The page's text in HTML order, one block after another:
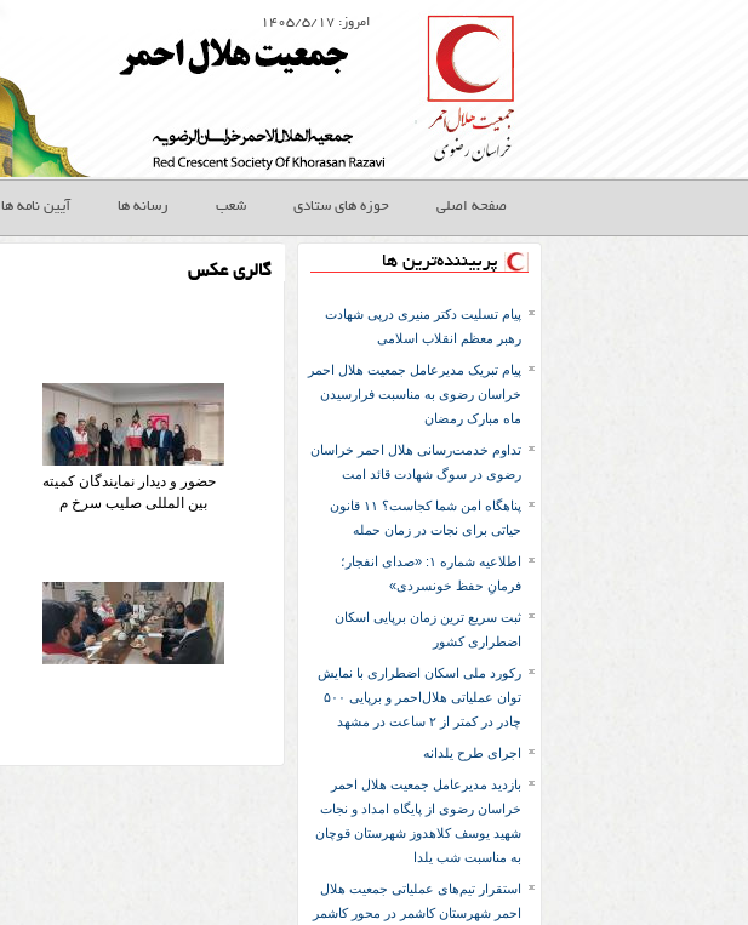
امروز: ۱۴۰۵/۵/۱۷
صفحه اصلی حوزه های ستادی شعب رسانه ها آیین نامه ها
پربیننده‌ترین ها
پیام تسلیت دکتر منیری درپی شهادت
رهبر معظم انقلاب اسلامی
پیام تبریک مدیرعامل جمعیت هلال احمر
خراسان رضوی به مناسبت فرارسیدن
ماه مبارک رمضان
تداوم خدمت‌رسانی هلال احمر خراسان
رضوی در سوگ شهادت قائد امت
پناهگاه امن شما کجاست؟ ۱۱ قانون
حیاتی برای نجات در زمان حمله
اطلاعیه شماره ۱: «صدای انفجار؛
فرمانِ حفظ خونسردی»
ثبت سریع‌ ترین زمان برپایی اسکان
اضطراری کشور
رکورد ملی اسکان اضطراری با نمایش
توان عملیاتی هلال‌احمر و برپایی ۵۰۰
چادر در کمتر از ۲ ساعت در مشهد
اجرای طرح یلدانه
بازدید مدیرعامل جمعیت هلال احمر
خراسان رضوی از پایگاه امداد و نجات
شهید یوسف کلاهدوز شهرستان قوچان
به مناسبت شب یلدا
استقرار تیم‌های عملیاتی جمعیت هلال
احمر شهرستان کاشمر در محور کاشمر
گالری عکس
حضور و دیدار نمایندگان کمیته
بین المللی صلیب سرخ م